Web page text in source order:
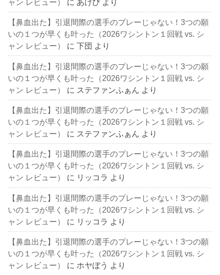
【鼻血出た】引退間際の選手のプレーじゃない！3つの願
いの１つが早くも叶った（2026ワシントン１回戦 vs. シ
ャン レビュー）
に下団 より
【鼻血出た】引退間際の選手のプレーじゃない！3つの願
いの１つが早くも叶った（2026ワシントン１回戦 vs. シ
ャン レビュー）
に ステファンふぁん より
【鼻血出た】引退間際の選手のプレーじゃない！3つの願
いの１つが早くも叶った（2026ワシントン１回戦 vs. シ
ャン レビュー）
に ステファンふぁん より
【鼻血出た】引退間際の選手のプレーじゃない！3つの願
いの１つが早くも叶った（2026ワシントン１回戦 vs. シ
ャン レビュー）
に リッコラ より
【鼻血出た】引退間際の選手のプレーじゃない！3つの願
いの１つが早くも叶った（2026ワシントン１回戦 vs. シ
ャン レビュー）
に リッコラ より
【鼻血出た】引退間際の選手のプレーじゃない！3つの願
いの１つが早くも叶った（2026ワシントン１回戦 vs. シ
ャン レビュー）
に ホヤぼう より